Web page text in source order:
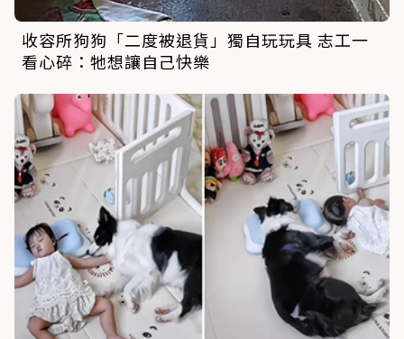
收容所狗狗「二度被退貨」獨自玩玩具 志工一
看心碎：牠想讓自己快樂